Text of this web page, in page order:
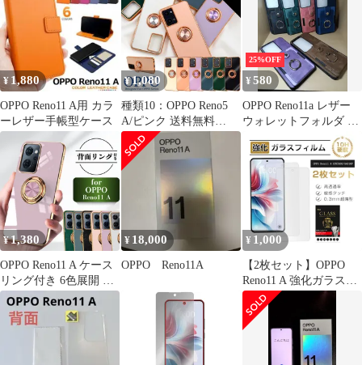
ファスナー式 ストラッ
プ付きスマホケース 仕
事用 人気 ベルト
クリア
RTOPR11AFGCAC 未使
用 送料無料
¥ 1,880
OPPO Reno11 A用 カラ
ーレザー手帳型ケース
¥ 1,080
種類10：OPPO Reno5
A/ピンク 送料無料
OPPO シリーズ リング
付き オッポ リノ メタ
リックバンパー ソフト
カラーケース シンプル
バックカバー バックケ
ース スマホカバー スマ
ホケース 光沢 つや ス
マホリング 人気 かわい
い おしゃれ お
25%OFF
¥580
OPPO Reno11a レザー
ウォレットフォルダ カ
¥1,380
OPPO Reno11 A ケース
リング付き 6色展開 オ
ッポreno11a スマホカバ
ー 携帯ケース スタンド
機能 指掛け 360度回転
ストラップホール 軽量
設計 保護ケース 携帯カ
¥ 18,000
OPPO Reno11A
¥ 1,000
【2枚セット】OPPO
Reno11 A 強化ガラスフ
ィルム オッポスマホ 液
晶画面保護ガラスシー
ル スクリーン保護シー
ト クリア仕様 高透過率
0.3mm 超薄型 高感度タ